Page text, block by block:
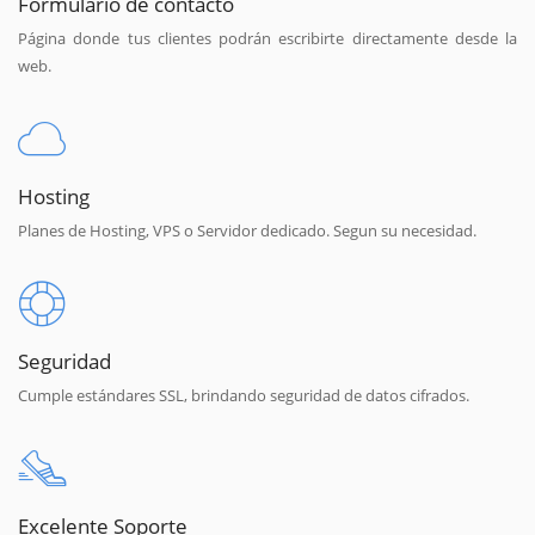
Página donde tus clientes podrán escribirte directamente desde la
web.
Hosting
Planes de Hosting, VPS o Servidor dedicado. Segun su necesidad.
Seguridad
Cumple estándares SSL, brindando seguridad de datos cifrados.
Excelente Soporte